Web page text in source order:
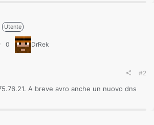
Utente
0 DrRek
#2
A breve avro anche un nuovo dns